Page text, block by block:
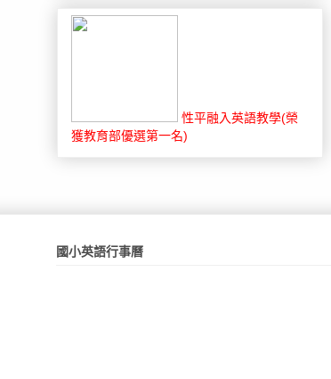
性平融入英語教學(榮
獲教育部優選第一名)
國小英語行事曆